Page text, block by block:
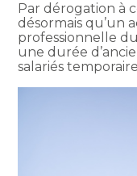
Par dérogation à
désormais qu’un
professionnelle
une durée
salariés